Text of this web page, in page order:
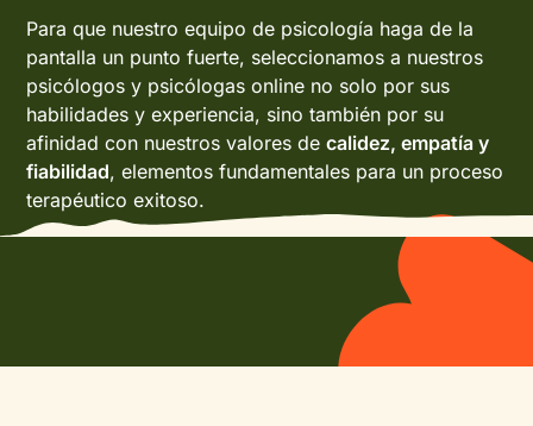
Para que nuestro equipo de psicología haga de la
pantalla un punto fuerte, seleccionamos a nuestros
psicólogos y psicólogas online no solo por sus
habilidades y experiencia, sino también por su
afinidad con nuestros valores decalidez, empatía y
fiabilidad, elementos fundamentales para un proceso
terapéutico exitoso.